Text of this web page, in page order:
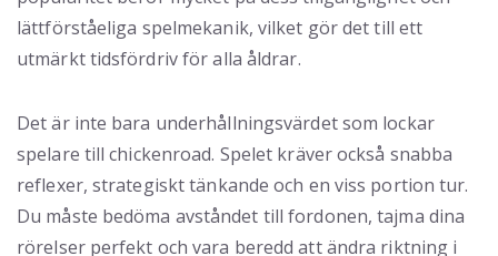
lättförståeliga spelmekanik, vilket gör det till ett
utmärkt tidsfördriv för alla åldrar.
Det är inte bara underhållningsvärdet som lockar
spelare till chickenroad. Spelet kräver också snabba
reflexer, strategiskt tänkande och en viss portion tur.
Du måste bedöma avståndet till fordonen, tajma dina
rörelser perfekt och vara beredd att ändra riktning i